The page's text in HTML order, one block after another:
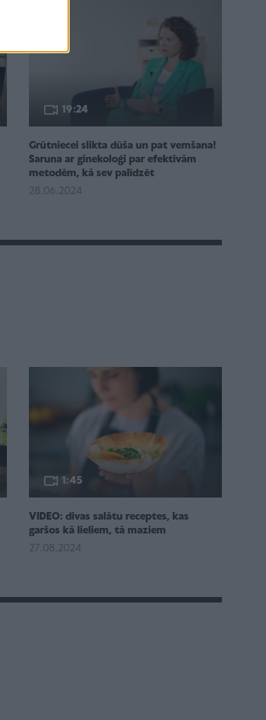
19:24
Grūtniecei slikta dūša un pat vemšana!
Saruna ar ginekoloģi par efektīvām
metodēm, kā sev palīdzēt
28.06.2024
1:45
VIDEO: divas salātu receptes, kas
garšos kā lieliem, tā maziem
27.08.2024